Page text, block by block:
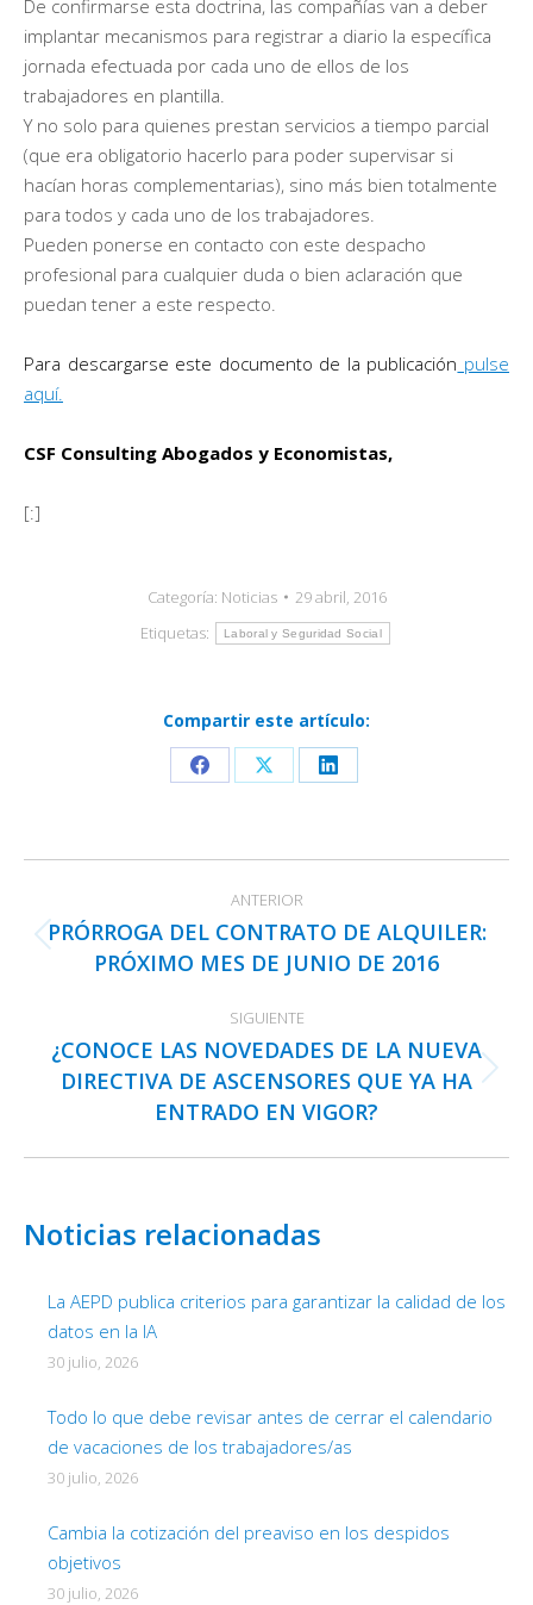
De confirmarse esta doctrina, las compañías van a deber
implantar mecanismos para registrar a diario la específica
jornada efectuada por cada uno de ellos de los
trabajadores en plantilla.
Y no solo para quienes prestan servicios a tiempo parcial
(que era obligatorio hacerlo para poder supervisar si
hacían horas complementarias), sino más bien totalmente
para todos y cada uno de los trabajadores.
Pueden ponerse en contacto con este despacho
profesional para cualquier duda o bien aclaración que
puedan tener a este respecto.
Para descargarse este documento de la publicación pulse
aquí.
CSF Consulting Abogados y Economistas,
[:]
Categoría: Noticias
29 abril, 2016
Etiquetas:
Laboral y Seguridad Social
Compartir este artículo:
Share
Facebook
Share
X
Share
LinkedIn
entre
publicaciones
ANTERIOR
Publicación
anterior:
PRÓRROGA DEL CONTRATO DE ALQUILER:
PRÓXIMO MES DE JUNIO DE 2016
SIGUIENTE
Publicación
siguiente:
¿CONOCE LAS NOVEDADES DE LA NUEVA
DIRECTIVA DE ASCENSORES QUE YA HA
ENTRADO EN VIGOR?
Noticias relacionadas
La AEPD publica criterios para garantizar la calidad de los
datos en la IA
30 julio, 2026
Todo lo que debe revisar antes de cerrar el calendario
de vacaciones de los trabajadores/as
30 julio, 2026
Cambia la cotización del preaviso en los despidos
objetivos
30 julio, 2026